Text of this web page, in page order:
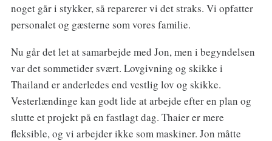
noget går i stykker, så reparerer vi det straks. Vi opfatter
personalet og gæsterne som vores familie.
Nu går det let at samarbejde med Jon, men i begyndelsen
var det sommetider svært. Lovgivning og skikke i
Thailand er anderledes end vestlig lov og skikke.
Vesterlændinge kan godt lide at arbejde efter en plan og
slutte et projekt på en fastlagt dag. Thaier er mere
fleksible, og vi arbejder ikke som maskiner. Jon måtte